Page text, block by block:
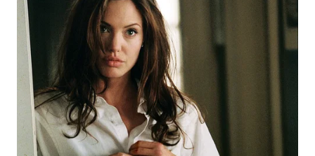
MAJALENGKA
SUBANG
WN
SUKABUMI